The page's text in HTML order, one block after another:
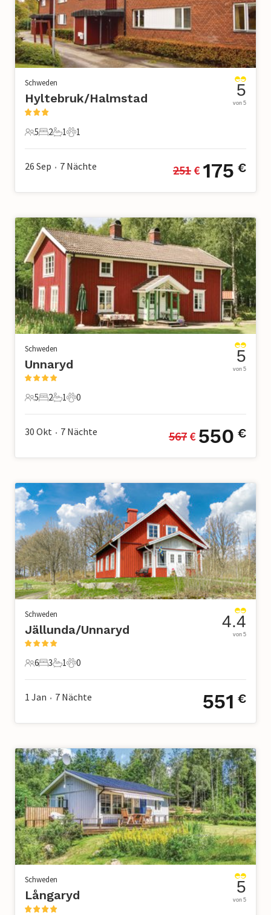
Schweden
Hyltebruk/Halmstad
5 Gäste
5
2 Schlafzimmer
2
1 Badezimmer
1
1 Haustier
1
5
von 5
26 Sep • 7 Nächte 251 € 175 €
Schweden
Unnaryd
5 Gäste
5
2 Schlafzimmer
2
1 Badezimmer
1
0 Haustiere
0
5
von 5
30 Okt • 7 Nächte 567 € 550 €
Schweden
Jällunda/Unnaryd
6 Gäste
6
3 Schlafzimmer
3
1 Badezimmer
1
0 Haustiere
0
4.4
von 5
1 Jan • 7 Nächte 551 €
Schweden
Långaryd 5
von 5